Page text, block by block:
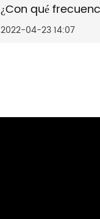
2022-04-23 14:07